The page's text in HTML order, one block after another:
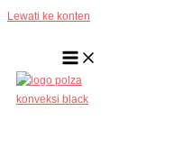
Lewati ke konten